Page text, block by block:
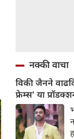
नक्की वाचा
विकी जैनने
फ्रेम्स' या